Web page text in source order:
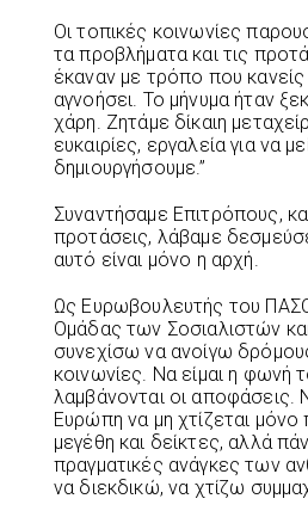
Οι τοπικές κοινωνίες
τα προβλήματα και τις
έκαναν με τρόπο που
αγνοήσει. Το μήνυμα ήταν
χάρη. Ζητάμε δίκαιη
ευκαιρίες, εργαλεία για να
δημιουργήσουμε.”
Συναντήσαμε Επιτρόπους,
προτάσεις, λάβαμε
αυτό είναι μόνο η αρχή.
Ως Ευρωβουλευτής του
Ομάδας των Σοσιαλιστών
συνεχίσω να ανοίγω
κοινωνίες. Να είμαι η φωνή
λαμβάνονται οι
Ευρώπη να μη χτίζεται
μεγέθη και δείκτες, αλλά
πραγματικές ανάγκες των
να διεκδικώ, να χτίζω